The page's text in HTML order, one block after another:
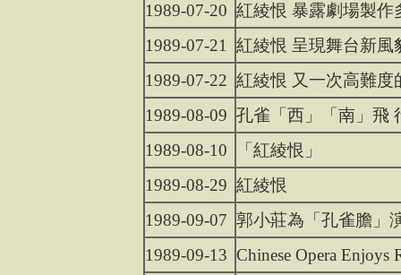
1989-07-20 紅綾恨 暴露劇場製作
1989-07-21
紅綾恨 呈現舞台新風
1989-07-22 紅綾恨 又一次高難度
1989-08-09 孔雀「西」「南」飛
1989-08-10
「紅綾恨」
1989-08-29 紅綾恨
1989-09-07 郭小莊為「孔雀膽」
1989-09-13 Chinese Opera Enjoys